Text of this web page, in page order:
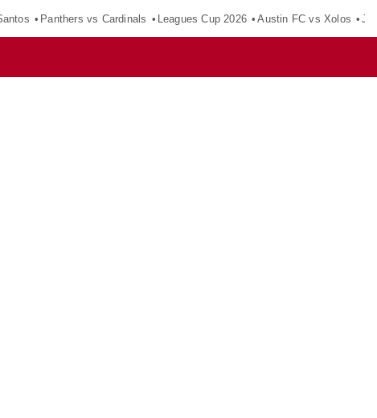
Panthers vs Cardinals Leagues Cup 2026 Austin FC vs Xolos